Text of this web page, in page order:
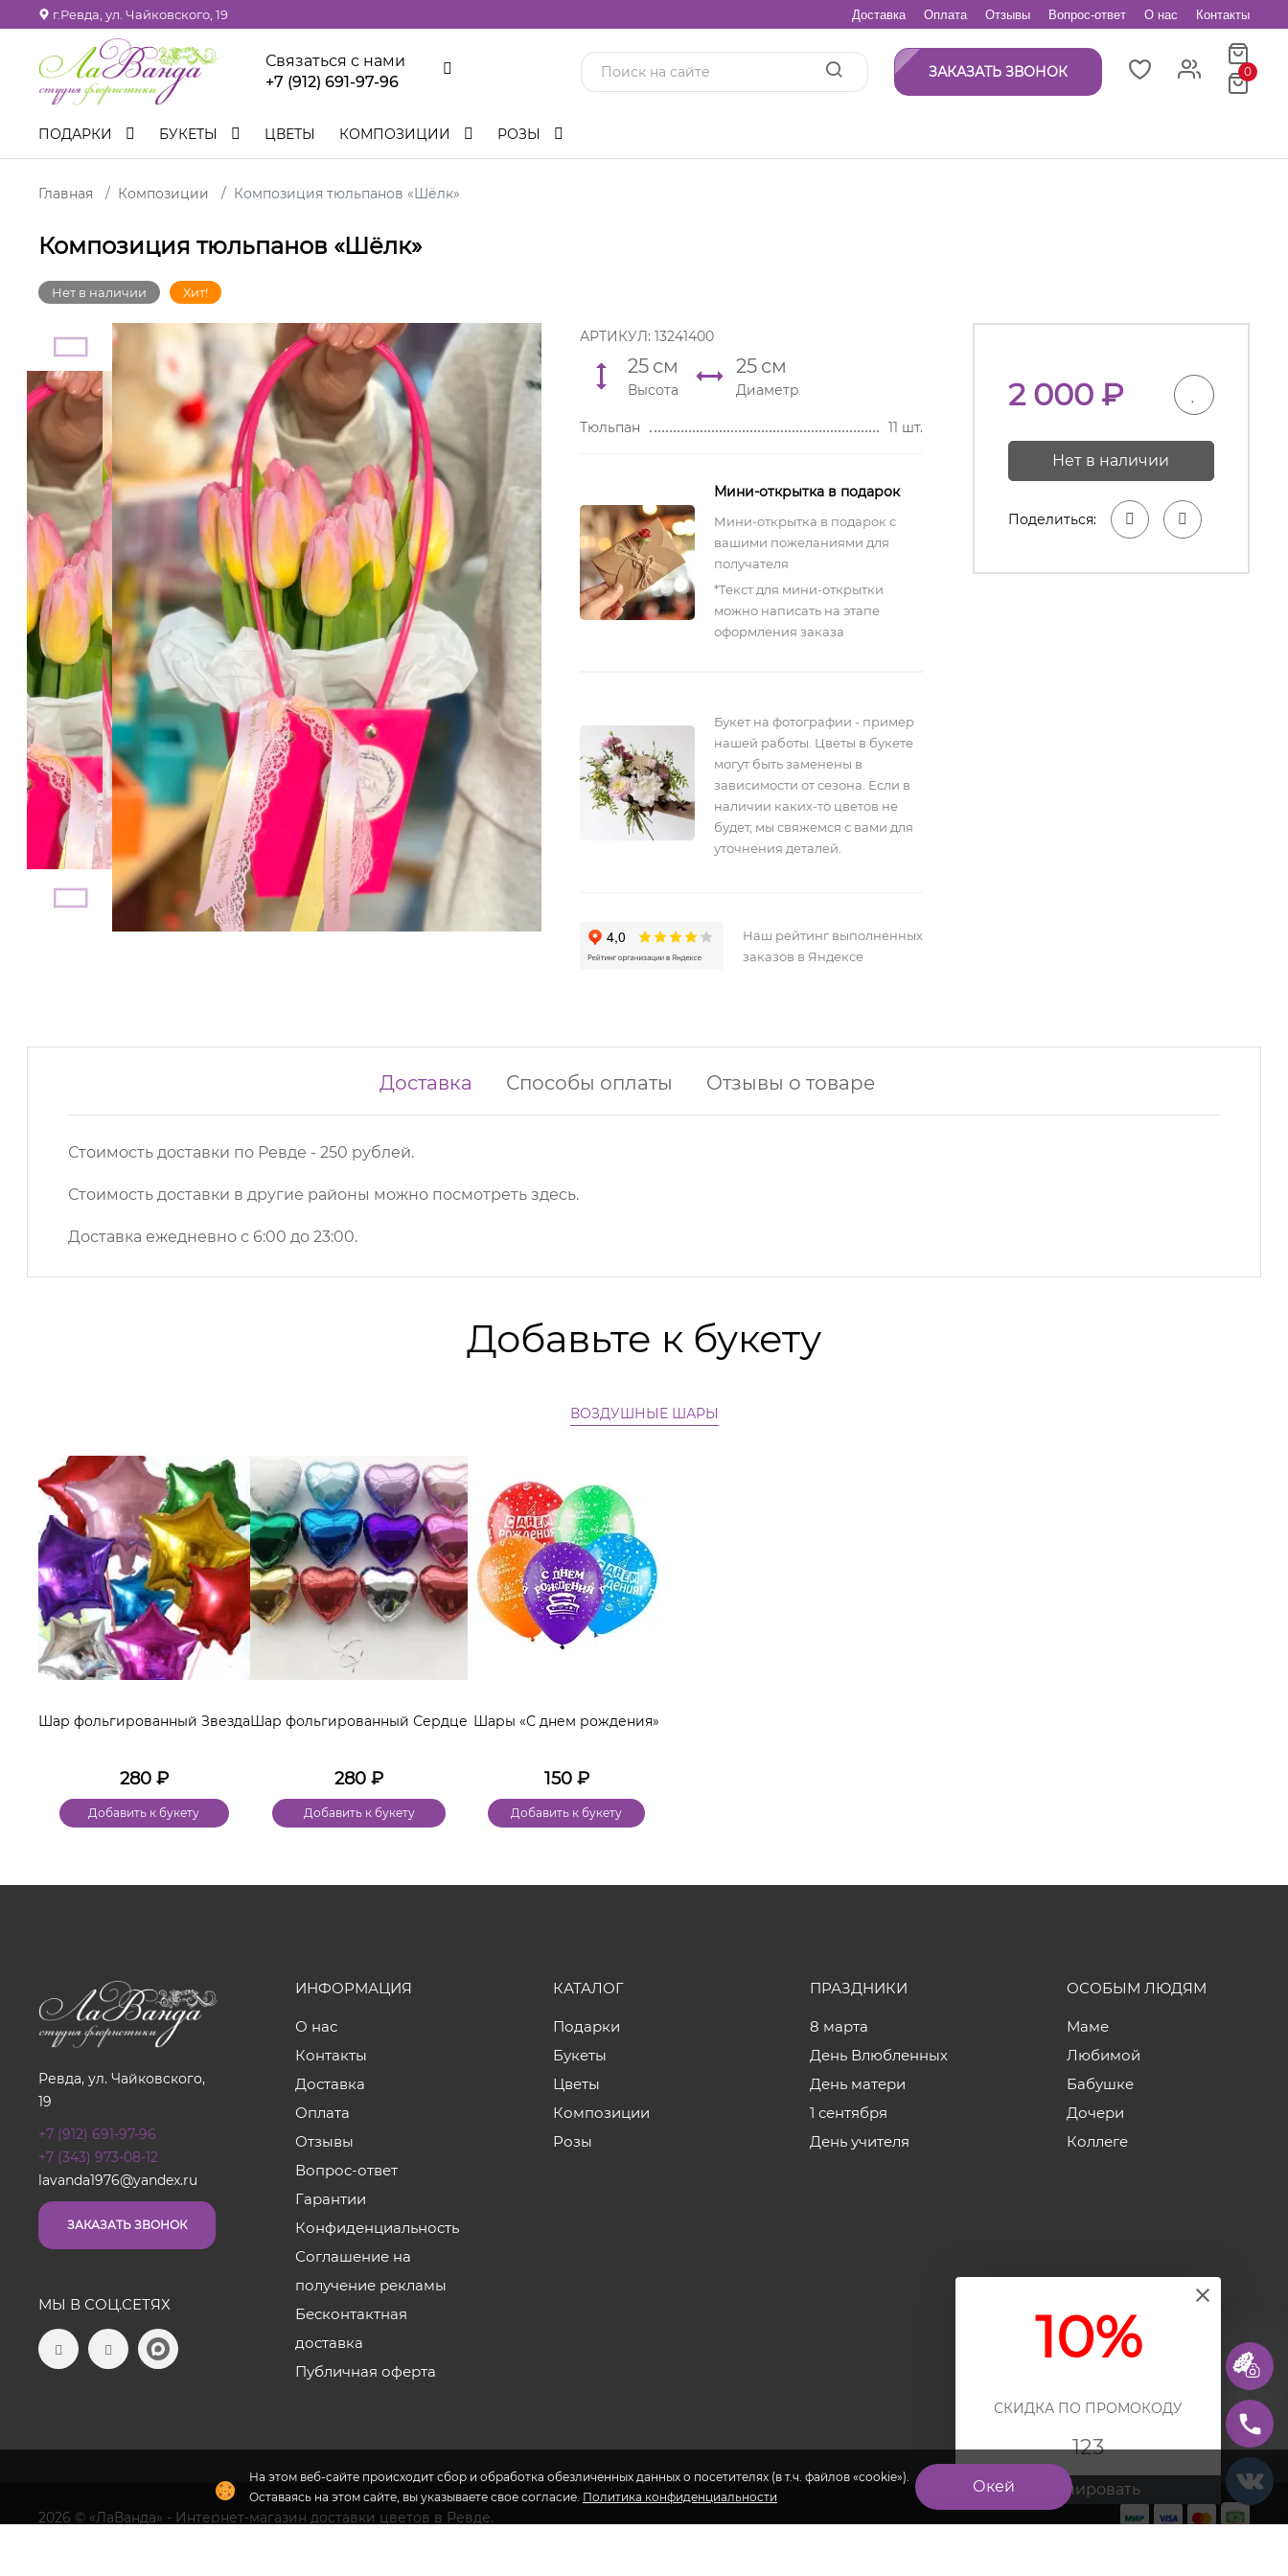
г.Ревда, ул. Чайковского, 19 Доставка Оплата Отзывы Вопрос-ответ О нас Контакты
Связаться с нами
+7 (912) 691-97-96
ЗАКАЗАТЬ ЗВОНОК 0
ПОДАРКИ БУКЕТЫ ЦВЕТЫ КОМПОЗИЦИИ РОЗЫ
Главная Композиции Композиция тюльпанов «Шёлк»
10%
СКИДКА ПО ПРОМОКОДУ
123
Скопировать
Композиция тюльпанов «Шёлк»
Нет в наличии Хит!
АРТИКУЛ: 13241400
25 см
Высота
25 см
Диаметр
Тюльпан 11 шт.
Мини-открытка в подарок
Мини-открытка в подарок с
вашими пожеланиями для
получателя
*Текст для мини-открытки
можно написать на этапе
оформления заказа
Букет на фотографии - пример
нашей работы. Цветы в букете
могут быть заменены в
зависимости от сезона. Если в
наличии каких-то цветов не
будет, мы свяжемся с вами для
уточнения деталей.
Наш рейтинг выполненных
заказов в Яндексе
2 000₽
Нет в наличии
Поделиться:
Доставка Способы оплаты Отзывы о товаре
Стоимость доставки по Ревде - 250 рублей.
Стоимость доставки в другие районы можно посмотреть здесь.
Доставка ежедневно с 6:00 до 23:00.
Добавьте к букету
ВОЗДУШНЫЕ ШАРЫ
Шар фольгированный Звезда
280 ₽
Добавить к букету
Шар фольгированный Сердце
280 ₽
Добавить к букету
Шары «С днем рождения»
150₽
Добавить к букету
На этом веб-сайте происходит сбор и обработка обезличенных данных о посетителях (в т.ч. файлов «cookie»).
Оставаясь на этом сайте, вы указываете свое согласие. Политика конфиденциальности
Окей
Ревда, ул. Чайковского,
19
+7 (912) 691-97-96
+7 (343) 973-08-12
lavanda1976@yandex.ru
ЗАКАЗАТЬ ЗВОНОК
МЫ В СОЦ.СЕТЯХ
ИНФОРМАЦИЯ
О нас
Контакты
Доставка
Оплата
Отзывы
Вопрос-ответ
Гарантии
Конфиденциальность
Соглашение на
получение рекламы
Бесконтактная
доставка
Публичная оферта
КАТАЛОГ
Подарки
Букеты
Цветы
Композиции
Розы
ПРАЗДНИКИ
8 марта
День Влюбленных
День матери
1 сентября
День учителя
ОСОБЫМ ЛЮДЯМ
Маме
Любимой
Бабушке
Дочери
Коллеге
2026 © «ЛаВанда» - Интернет-магазин доставки цветов в Ревде.